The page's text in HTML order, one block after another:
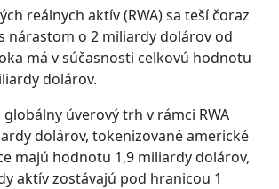
reálnych aktív (RWA) sa teší čoraz
nárastom o 2 miliardy dolárov od
má v súčasnosti celkovú hodnotu
dolárov.
úverový trh v rámci RWA
dolárov, tokenizované americké
majú hodnotu 1,9 miliardy dolárov,
aktív zostávajú pod hranicou 1